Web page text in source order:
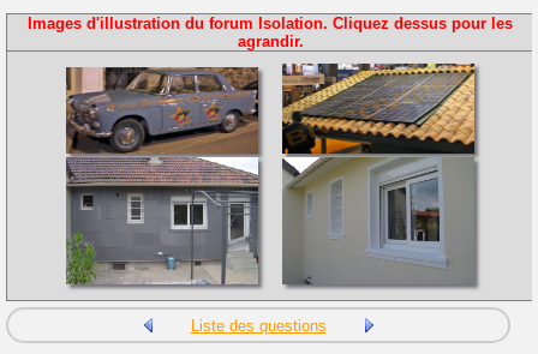
Images d'illustration du forum Isolation. Cliquez dessus pour les
agrandir.
Liste des questions